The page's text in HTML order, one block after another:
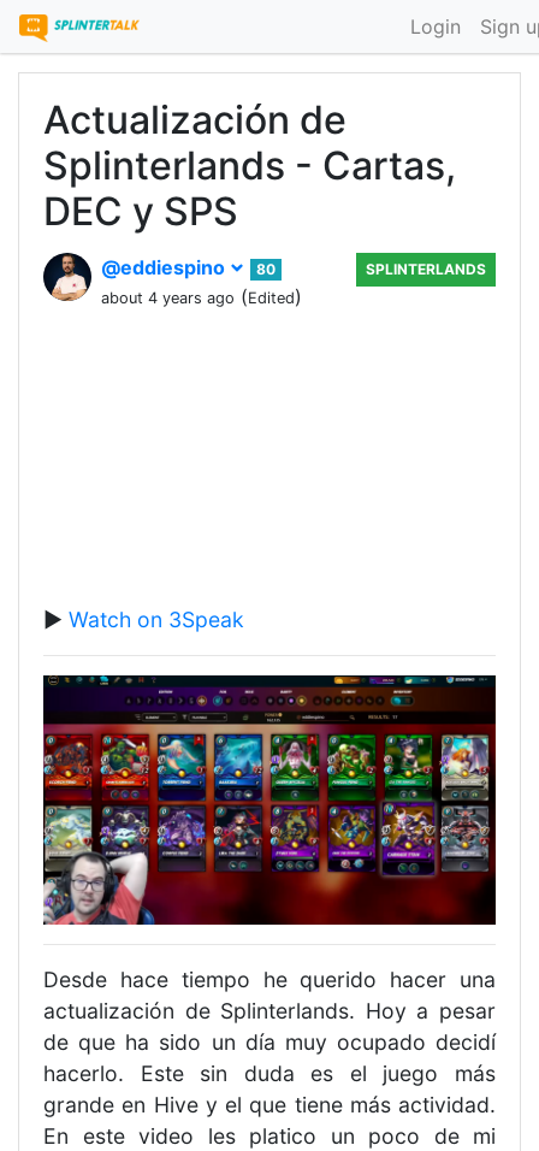
Login Sign
Actualización de
Splinterlands - Cartas,
DEC y SPS
@eddiespino
80
about 4 years ago (Edited)
SPLINTERLANDS
▶️ Watch on 3Speak
Desde hace tiempo he querido hacer una
actualización de Splinterlands. Hoy a pesar
de que ha sido un día muy ocupado decidí
hacerlo. Este sin duda es el juego más
grande en Hive y el que tiene más actividad.
En este video les platico un poco de mi